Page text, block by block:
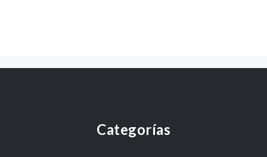
Categorías